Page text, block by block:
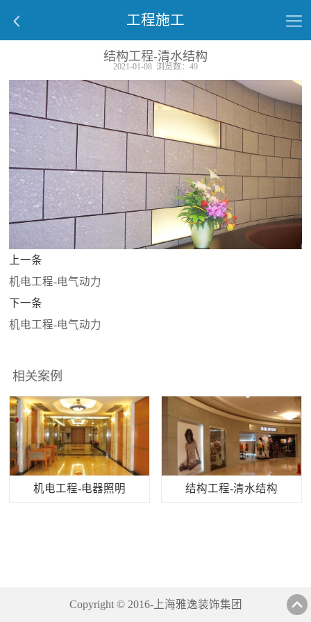
工程施工
 
结构工程-清水结构
2021-01-08 浏览数：49
上一条
机电工程-电气动力
下一条
机电工程-电气动力
相关案例
机电工程-电器照明 结构工程-清水结构
Copyright © 2016-上海雅逸装饰集团